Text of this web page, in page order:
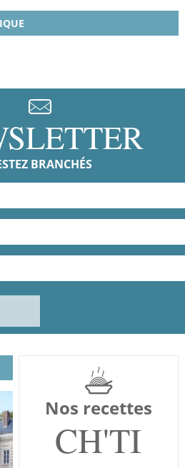
BRANCHÉS
Nos recettes
CH'TI